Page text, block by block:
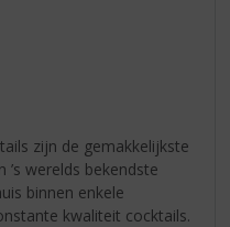
zijn de gemakkelijkste
werelds bekendste
binnen enkele
kwaliteit cocktails.